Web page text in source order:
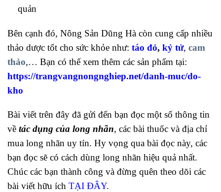
quản
Bên cạnh đó, Nông Sản Dũng Hà còn cung cấp nhiều
thảo dược tốt cho sức khỏe như: táo đỏ, kỷ tử, cam
thảo,… Bạn có thể xem thêm các sản phẩm tại:
https://trangvangnongnghiep.net/danh-muc/do-
kho
Bài viết trên đây đã gửi đến bạn đọc một số thông tin
về tác dụng của long nhãn, các bài thuốc và địa chỉ
mua long nhãn uy tín. Hy vọng qua bài đọc này, các
bạn đọc sẽ có cách dùng long nhãn hiệu quả nhất.
Chúc các bạn thành công và đừng quên theo dõi các
bài viết hữu ích TẠI ĐÂY.